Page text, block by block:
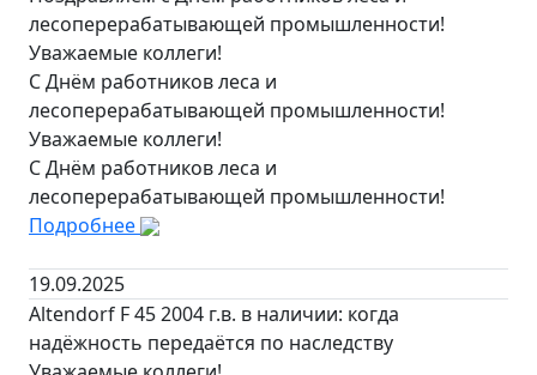
лесоперерабатывающей промышленности!
Уважаемые коллеги!
С Днём работников леса и
лесоперерабатывающей промышленности!
Уважаемые коллеги!
С Днём работников леса и
лесоперерабатывающей промышленности!
Подробнее
19.09.2025
Altendorf F 45 2004 г.в. в наличии: когда
надёжность передаётся по наследству